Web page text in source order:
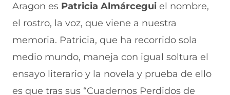
Aragon es Patricia Almárcegui el nombre,
el rostro, la voz, que viene a nuestra
memoria. Patricia, que ha recorrido sola
medio mundo, maneja con igual soltura el
ensayo literario y la novela y prueba de ello
es que tras sus “Cuadernos Perdidos de